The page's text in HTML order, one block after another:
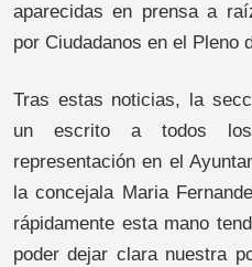
aparecidas en prensa a
por Ciudadanos en el Pleno
Tras estas noticias, la
un escrito a todos
representación en el
la concejala Maria
rápidamente esta mano
poder dejar clara nuestra